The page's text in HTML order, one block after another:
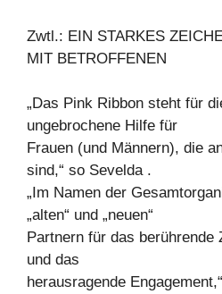
Zwtl.: EIN STARKES
MIT BETROFFENEN
„Das Pink Ribbon steht für
ungebrochene Hilfe für
Frauen (und Männern), die
sind,“ so Sevelda .
„Im Namen der
„alten“ und „neuen“
Partnern für das berührende
und das
herausragende